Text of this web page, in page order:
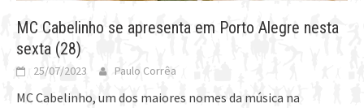
MC Cabelinho se apresenta em Porto Alegre nesta
sexta (28)
25/07/2023 Paulo Corrêa
MC Cabelinho, um dos maiores nomes da música na